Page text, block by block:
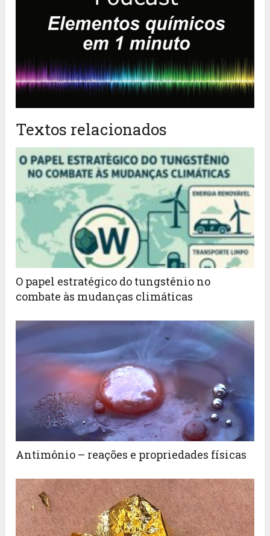
Textos relacionados
O papel estratégico do tungstênio no
combate às mudanças climáticas
Antimônio – reações e propriedades físicas